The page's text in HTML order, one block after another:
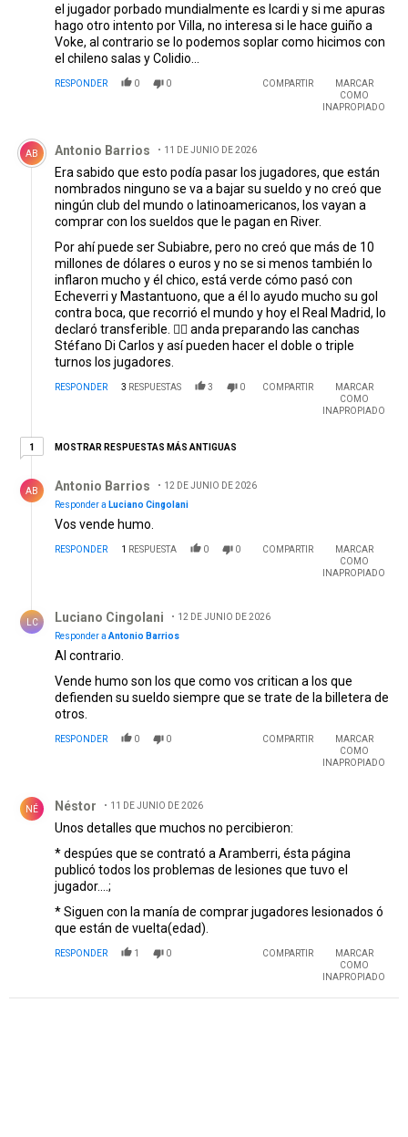
el jugador porbado mundialmente es Icardi y si me apuras
hago otro intento por Villa, no interesa si le hace guiño a
Voke, al contrario se lo podemos soplar como hicimos con
el chileno salas y Colidio...
RESPONDER 0 0 COMPARTIR
MARCAR
COMO
INAPROPIADO
Comentario de Antonio Barrios .
AB Antonio Barrios 11 DE JUNIO DE 2026
Era sabido que esto podía pasar los jugadores, que están
nombrados ninguno se va a bajar su sueldo y no creó que
ningún club del mundo o latinoamericanos, los vayan a
comprar con los sueldos que le pagan en River.
Por ahí puede ser Subiabre, pero no creó que más de 10
millones de dólares o euros y no se si menos también lo
inflaron mucho y él chico, está verde cómo pasó con
Echeverri y Mastantuono, que a él lo ayudo mucho su gol
contra boca, que recorrió el mundo y hoy el Real Madrid, lo
declaró transferible. 🤷‍♂️ anda preparando las canchas
Stéfano Di Carlos y así pueden hacer el doble o triple
turnos los jugadores.
RESPONDER 3 RESPUESTAS 3 0 COMPARTIR
MARCAR
COMO
INAPROPIADO
11 respuesta más antiguas
MOSTRAR RESPUESTAS MÁS ANTIGUAS
AB Antonio Barrios
12 DE JUNIO DE 2026
Responder a Luciano Cingolani
Vos vende humo.
RESPONDER 1 RESPUESTA 0 0 COMPARTIR
MARCAR
COMO
INAPROPIADO
LC Luciano Cingolani
12 DE JUNIO DE 2026
Responder a Antonio Barrios
Al contrario.
Vende humo son los que como vos critican a los que
defienden su sueldo siempre que se trate de la billetera de
otros.
RESPONDER 0 0 COMPARTIR
MARCAR
COMO
INAPROPIADO
NÉ Néstor 11 DE JUNIO DE 2026
Unos detalles que muchos no percibieron:
* despúes que se contrató a Aramberri, ésta página
publicó todos los problemas de lesiones que tuvo el
jugador....;
* Siguen con la manía de comprar jugadores lesionados ó
que están de vuelta(edad).
RESPONDER 1 0 COMPARTIR
MARCAR
COMO
INAPROPIADO